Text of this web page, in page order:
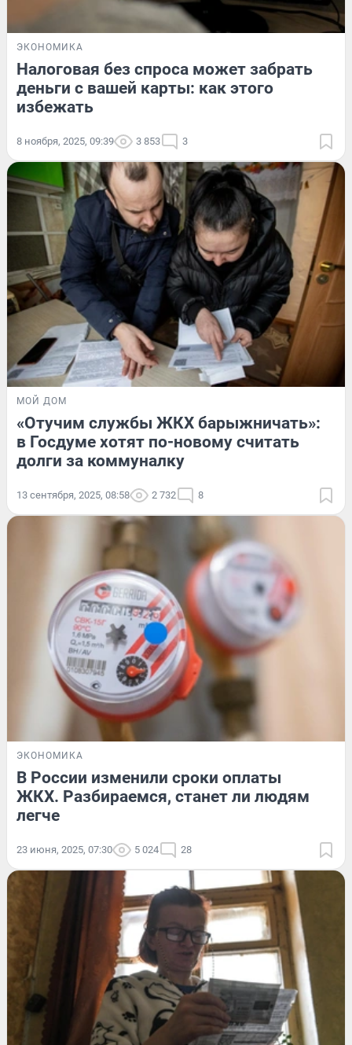
ЭКОНОМИКА
Налоговая без спроса может забрать
деньги с вашей карты: как этого
избежать
8 ноября, 2025, 09:39 3 853 3
МОЙ ДОМ
«Отучим службы ЖКХ барыжничать»:
в Госдуме хотят по-новому считать
долги за коммуналку
13 сентября, 2025, 08:58 2 732 8
ЭКОНОМИКА
В России изменили сроки оплаты
ЖКХ. Разбираемся, станет ли людям
легче
23 июня, 2025, 07:30 5 024 28